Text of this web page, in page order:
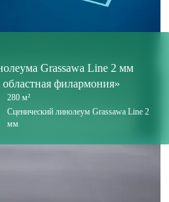
Grassawa Line 2 мм
филармония»
280 м²
Сценический линолеум Grassawa Line 2
мм